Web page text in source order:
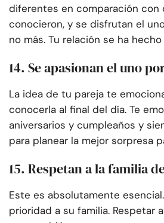
diferentes en comparación con
conocieron, y se disfrutan el
no más. Tu relación se ha
14. Se apasionan el uno
La idea de tu pareja te
conocerla al final del día. Te
aniversarios y cumpleaños y
para planear la mejor sorpresa
15. Respetan a la familia
Este es absolutamente
prioridad a su familia. Respetar